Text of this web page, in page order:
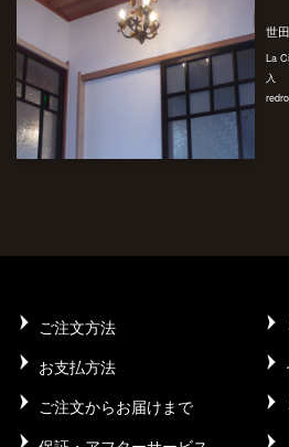
世
La
入
ご注文方法
お支払方法
ご注文からお届けまで